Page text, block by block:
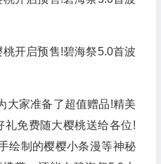
大家准备了超值赠品!精美
免费随大樱桃送给各位!
绘制的樱樱小条漫等神秘